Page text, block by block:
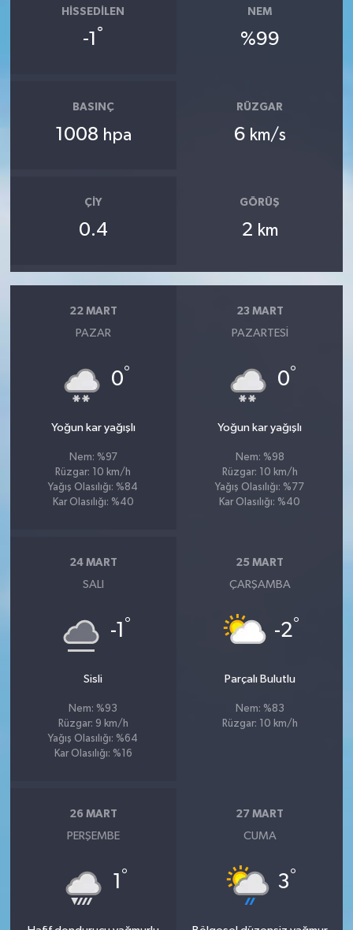
HISSEDILEN
-1 °
NEM
%99
BASINÇ
1008 hpa
RÜZGAR
6 km/s
ÇIY
0.4
GÖRÜŞ
2 km
22 MART
PAZAR
0°
Yoğun kar yağışlı
Nem: %97
Rüzgar: 10 km/h
Yağış Olasılığı: %84
Kar Olasılığı: %40
23 MART
PAZARTESI
0°
Yoğun kar yağışlı
Nem: %98
Rüzgar: 10 km/h
Yağış Olasılığı: %77
Kar Olasılığı: %40
24 MART
SALI
-1 °
Sisli
Nem: %93
Rüzgar: 9 km/h
Yağış Olasılığı: %64
Kar Olasılığı: %16
25 MART
ÇARŞAMBA
-2°
Parçalı Bulutlu
Nem: %83
Rüzgar: 10 km/h
26 MART
PERŞEMBE
1 °
27 MART
CUMA
3°